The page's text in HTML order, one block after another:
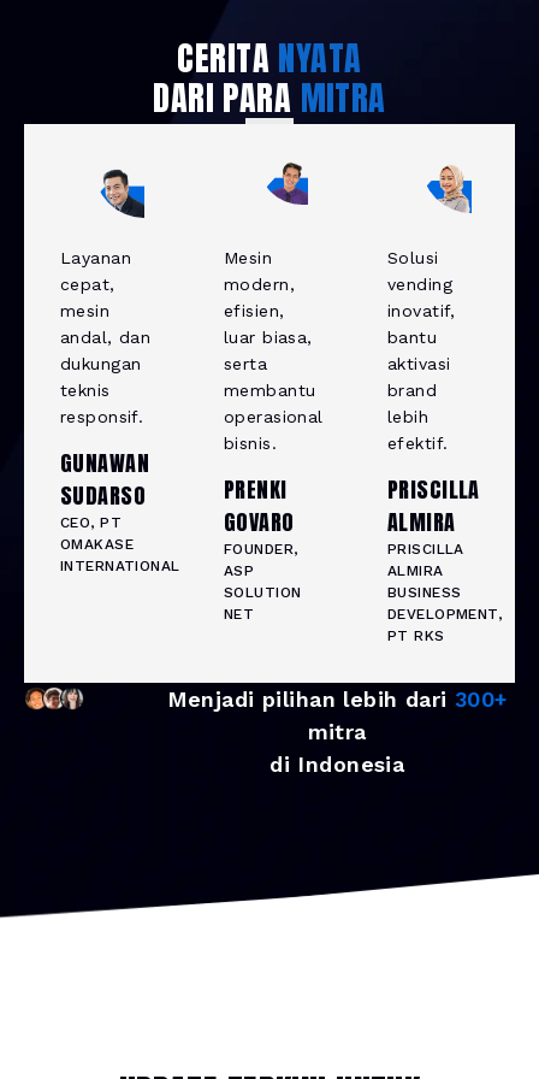
CERITANYATA
DARI PARA MITRA
Layanan
cepat,
mesin
andal, dan
dukungan
teknis
responsif.
GUNAWAN
SUDARSO
CEO, PT
OMAKASE
INTERNATIONAL
Mesin
modern,
efisien,
luar biasa,
serta
membantu
operasional
bisnis.
PRENKI
GOVARO
FOUNDER,
ASP
SOLUTION
NET
Solusi
vending
inovatif,
bantu
aktivasi
brand
lebih
efektif.
PRISCILLA
ALMIRA
PRISCILLA
ALMIRA
BUSINESS
DEVELOPMENT,
PT RKS
Menjadi pilihan lebih dari 300+
mitra
di Indonesia